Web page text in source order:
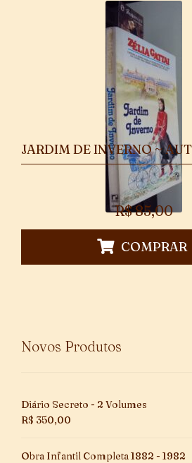
JARDIM DE INVERNO ~
R$85,00
COMPRAR
Novos Produtos
Diário Secreto - 2 Volumes
R$ 350,00
Obra Infantil Completa 1882 - 1982